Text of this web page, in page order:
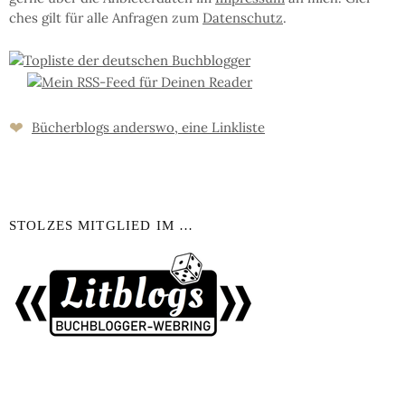
ches gilt für al­le An­fra­gen zum Da­ten­schutz.
❤ Bücher­blogs an­ders­wo, eine Link­liste
STOLZES MITGLIED IM …